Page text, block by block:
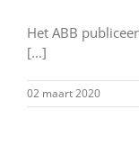
Het ABB
[...]
02 maart 2020